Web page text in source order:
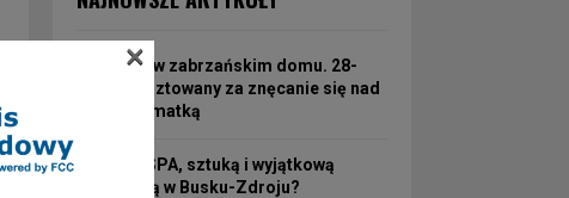
Koszmar w zabrzańskim domu. 28-
latek aresztowany za znęcanie się nad
63-letnią matką
Hotel ze SPA, sztuką i wyjątkową
atmosferą w Busku-Zdroju?
×